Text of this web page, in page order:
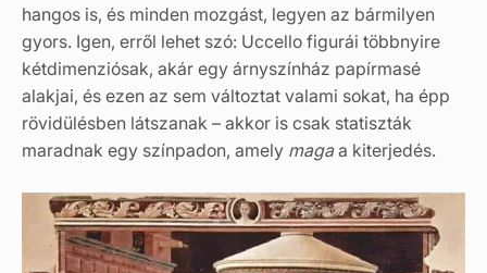
hangos is, és minden mozgást, legyen az bármilyen
gyors. Igen, erről lehet szó: Uccello figurái többnyire
kétdimenziósak, akár egy árnyszínház papírmasé
alakjai, és ezen az sem változtat valami sokat, ha épp
rövidülésben látszanak – akkor is csak statiszták
maradnak egy színpadon, amely magaa kiterjedés.